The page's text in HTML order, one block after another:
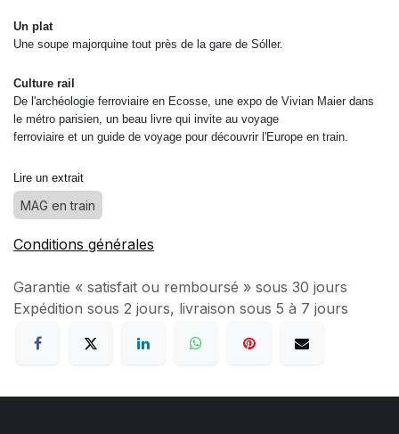
Un plat
Une soupe majorquine tout près de la gare de Sóller.
Culture rail
De l'archéologie ferroviaire en Ecosse, une expo de Vivian Maier dans
le métro parisien, un beau livre qui invite au voyage
ferroviaire et un guide de voyage pour découvrir l'Europe en train.
Lire un extrait
MAG en train
Conditions générales
Garantie « satisfait ou remboursé » sous 30 jours
Expédition sous 2 jours, livraison sous 5 à 7 jours